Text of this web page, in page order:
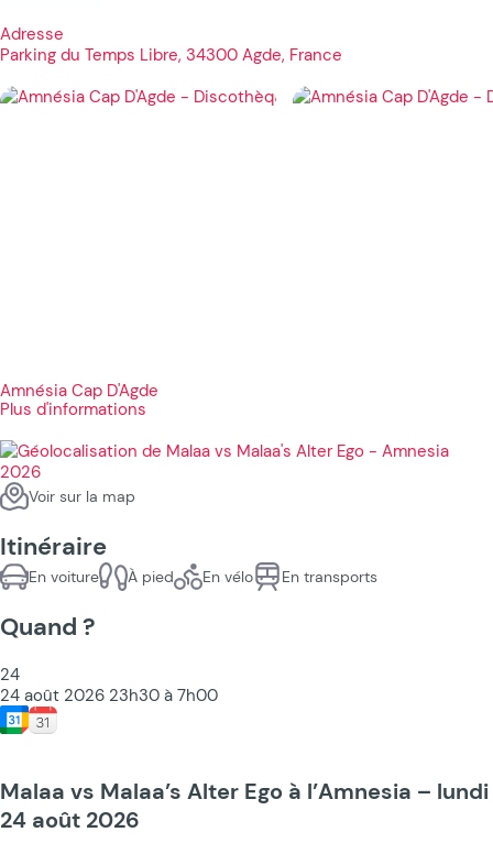
Adresse
Parking du Temps Libre, 34300 Agde, France
Amnésia Cap D'Agde
Plus d'informations
Voir sur la map
Itinéraire
En voiture À pied En vélo En transports
Quand ?
24
24 août 2026 23h30 à 7h00
Malaa vs Malaa’s Alter Ego à l’Amnesia – lundi
24 août 2026